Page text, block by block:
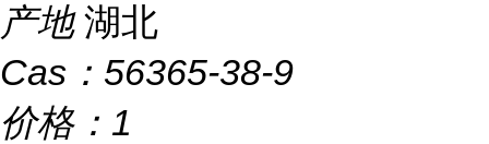
产地 湖北
Cas： 56365-38-9
价格： 1